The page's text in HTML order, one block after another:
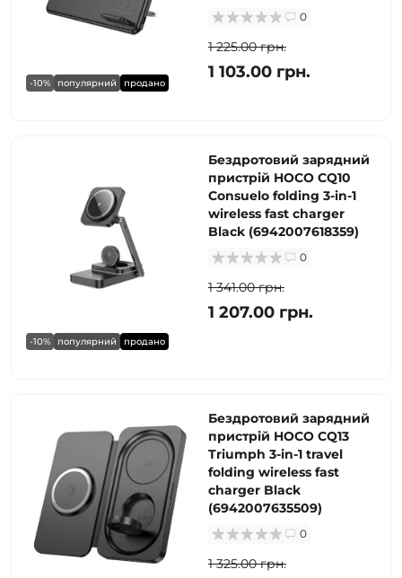
-10% популярний продано
0
1 225.00 грн.
1 103.00 грн.
-10% популярний продано
Бездротовий зарядний
пристрій HOCO CQ10
Consuelo folding 3-in-1
wireless fast charger
Black (6942007618359)
0
1 341.00 грн.
1 207.00 грн.
Бездротовий зарядний
пристрій HOCO CQ13
Triumph 3-in-1 travel
folding wireless fast
charger Black
(6942007635509)
0
1 325.00 грн.